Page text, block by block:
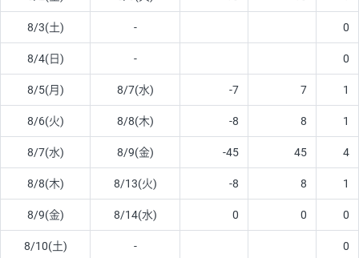
8/3(土) - 0
8/4(日) - 0
8/5(月) 8/7(水) -7 7 1
8/6(火) 8/8(木) -8 8 1
8/7(水) 8/9(金) -45 45 4
8/8(木) 8/13(火) -8 8 1
8/9(金) 8/14(水) 0 0 0
8/10(土) - 0